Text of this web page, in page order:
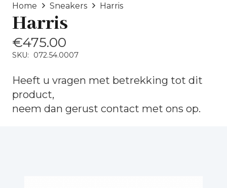
Home Sneakers Harris
Harris
€475.00
SKU: 072.54.0007
Heeft u vragen met betrekking tot dit
product,
neem dan gerust contact met ons op.